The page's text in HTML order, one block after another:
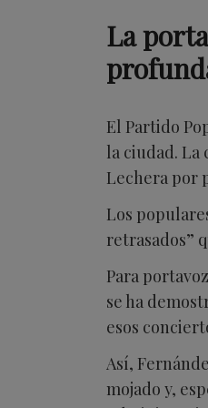
La
El Partido
la ciudad. La
Lechera por
Los
retrasados”
Para
se ha
esos
Así,
mojado y,